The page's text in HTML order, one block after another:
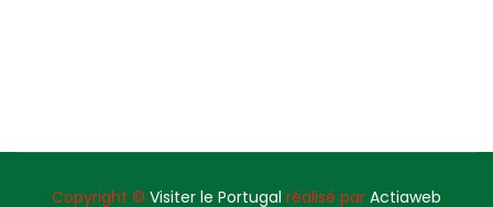
Copyright © Visiter le Portugal réalisé par Actiaweb